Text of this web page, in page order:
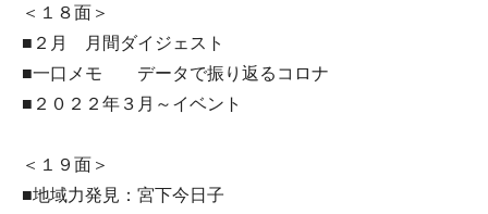
＜１８面＞
■２月 月間ダイジェスト
■一口メモ データで振り返るコロナ
■２０２２年３月～イベント
＜１９面＞
■地域力発見：宮下今日子